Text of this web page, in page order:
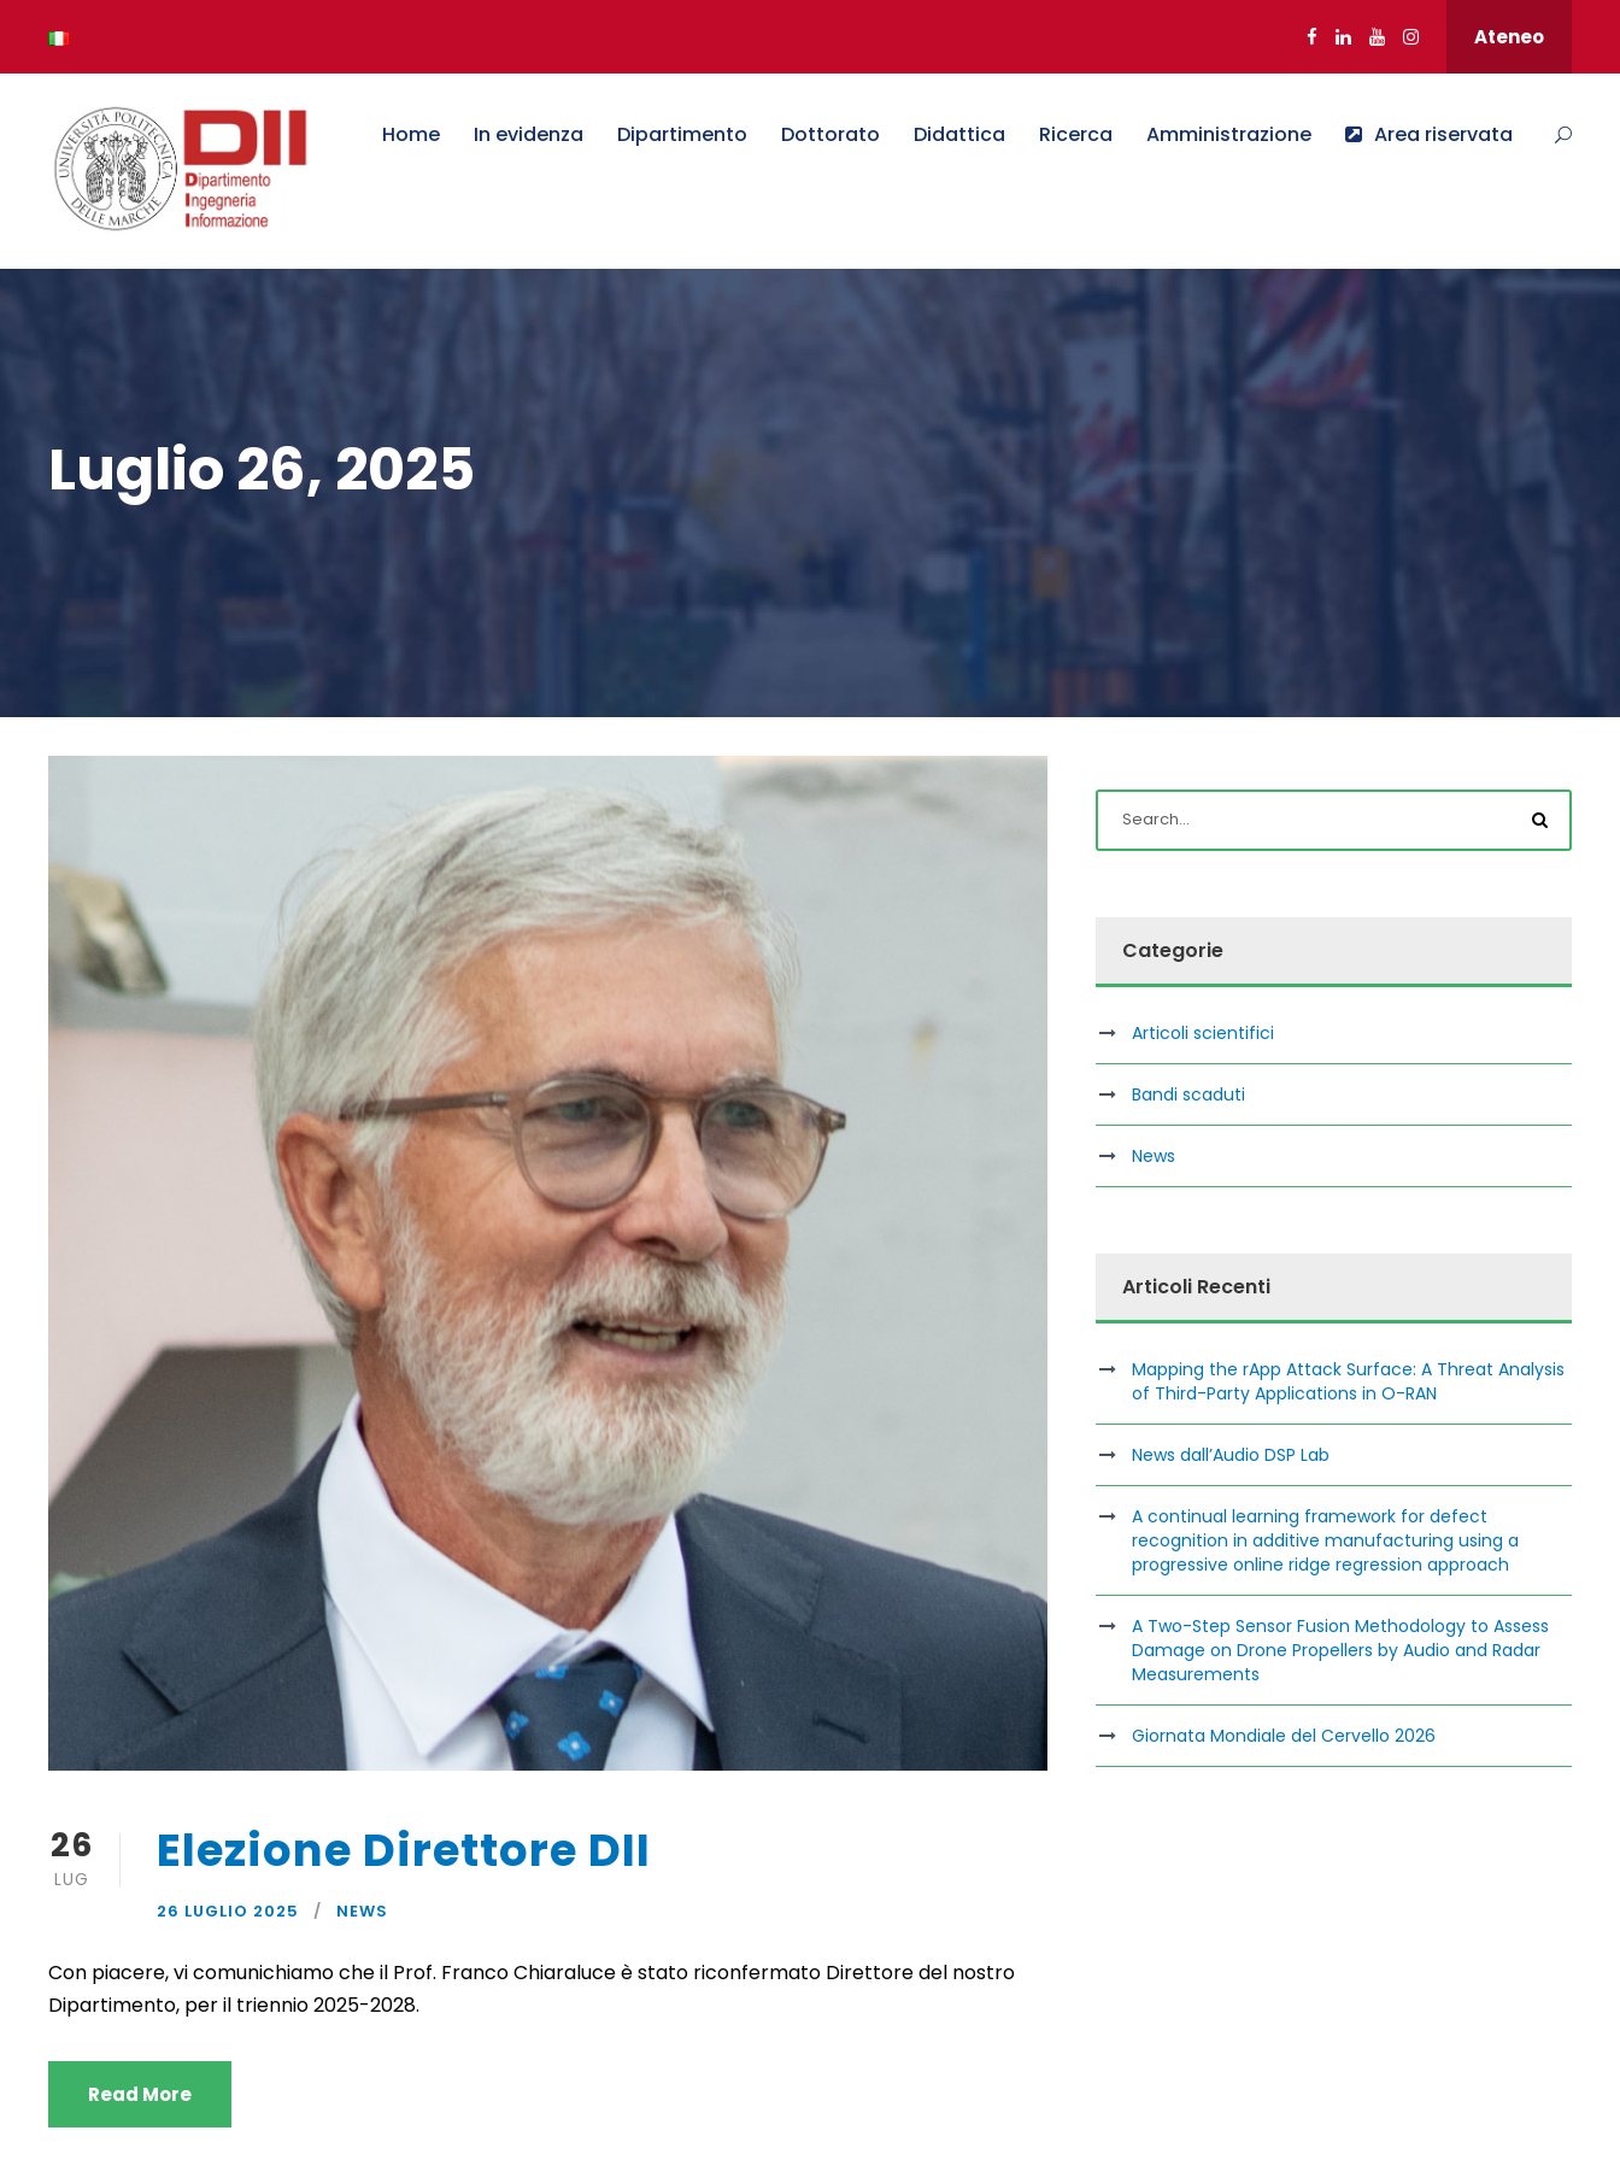
Ateneo
Home In evidenza Dipartimento Dottorato Didattica Ricerca Amministrazione Area riservata
Luglio 26, 2025
26
LUG Elezione Direttore DII
26 LUGLIO 2025 NEWS
Con piacere, vi comunichiamo che il Prof. Franco Chiaraluce è stato riconfermato Direttore del nostro
Dipartimento, per il triennio 2025-2028.
Read More
Categorie
Articoli scientifici
Bandi scaduti
News
Articoli Recenti
Mapping the rApp Attack Surface: A Threat Analysis
of Third-Party Applications in O-RAN
News dall’Audio DSP Lab
A continual learning framework for defect
recognition in additive manufacturing using a
progressive online ridge regression approach
A Two-Step Sensor Fusion Methodology to Assess
Damage on Drone Propellers by Audio and Radar
Measurements
Giornata Mondiale del Cervello 2026